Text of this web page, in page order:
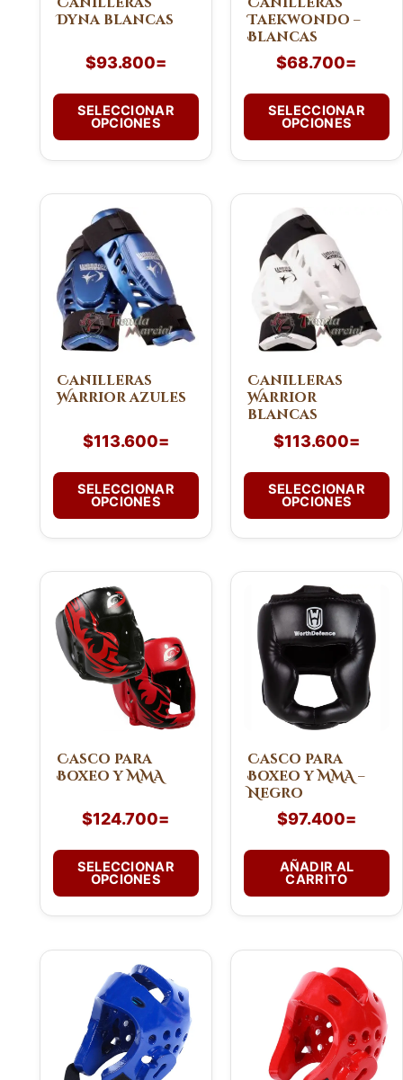
Dyna blancas
$93.800=
SELECCIONAR
OPCIONES
elegir
producto
Taekwondo –
Blancas
$68.700=
SELECCIONAR
OPCIONES
elegir
en
producto
Canilleras
Warrior azules
$113.600=
SELECCIONAR
OPCIONES
producto
tiene
múltiples
variantes.
Las
opciones
se
pueden
elegir
producto
Canilleras
Warrior
blancas
$113.600=
SELECCIONAR
OPCIONES
producto
tiene
múltiples
variantes.
Las
opciones
pueden
elegir
en
producto
Casco para
Boxeo y MMA
$124.700=
SELECCIONAR
OPCIONES
producto
tiene
múltiples
variantes.
pueden
elegir
producto
Casco para
Boxeo y MMA –
Negro
$97.400=
AÑADIR AL
CARRITO
producto
múltiples
variantes.
Las
producto
múltiples
variantes.